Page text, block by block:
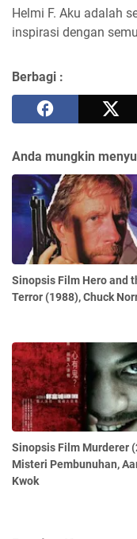
Helmi F. Aku adalah
inspirasi dengan
Berbagi :
Anda mungkin
Sinopsis Film Hero and
Terror (1988), Chuck
Sinopsis Film Murderer
Misteri Pembunuhan,
Kwok